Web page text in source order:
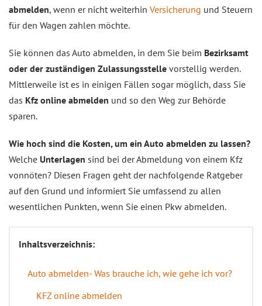
abmelden, wenn er nicht weiterhin Versicherung und Steuern
für den Wagen zahlen möchte.
Sie können das Auto abmelden, in dem Sie beim Bezirksamt
oder der zuständigen Zulassungsstelle vorstellig werden.
Mittlerweile ist es in einigen Fällen sogar möglich, dass Sie
das Kfz online abmelden und so den Weg zur Behörde
sparen.
Wie hoch sind die Kosten, um ein Auto abmelden zu lassen?
Welche Unterlagen sind bei der Abmeldung von einem Kfz
vonnöten? Diesen Fragen geht der nachfolgende Ratgeber
auf den Grund und informiert Sie umfassend zu allen
wesentlichen Punkten, wenn Sie einen Pkw abmelden.
Inhaltsverzeichnis:
Auto abmelden- Was brauche ich, wie gehe ich vor?
KFZ online abmelden